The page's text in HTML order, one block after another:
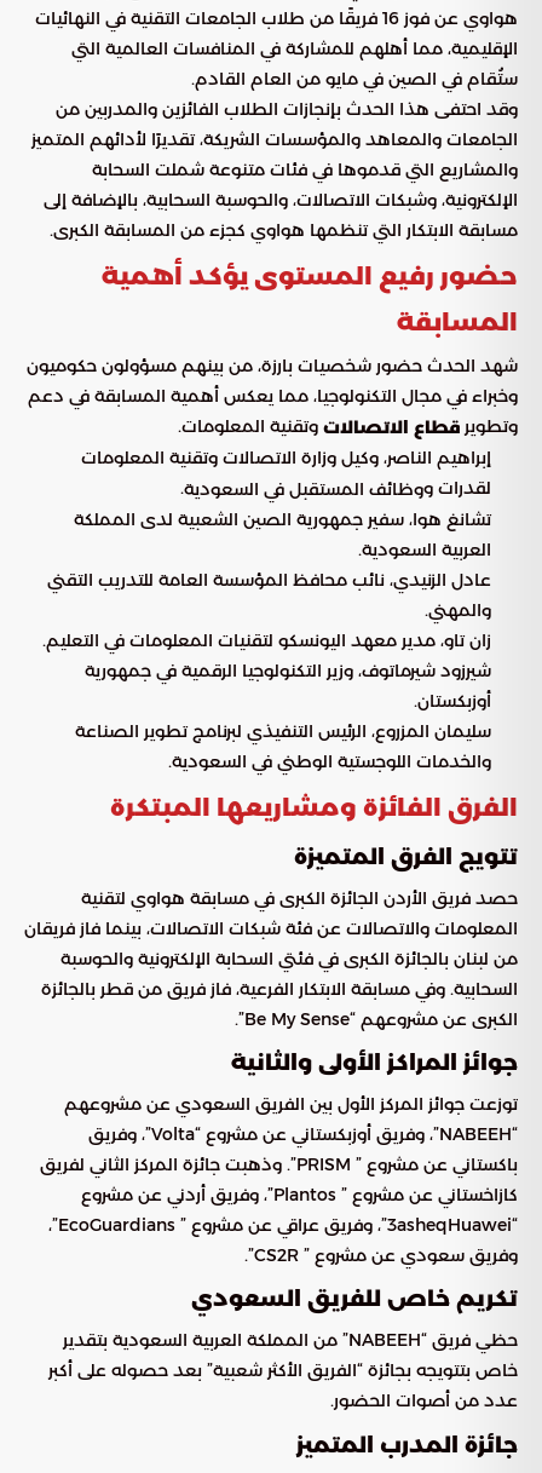
هواوي عن فوز 16 فريقًا من طلاب الجامعات التقنية في النهائيات
الإقليمية، مما أهلهم للمشاركة في المنافسات العالمية التي
ستُقام في الصين في مايو من العام القادم.
وقد احتفى هذا الحدث بإنجازات الطلاب الفائزين والمدربين من
الجامعات والمعاهد والمؤسسات الشريكة، تقديرًا لأدائهم المتميز
والمشاريع التي قدموها في فئات متنوعة شملت السحابة
الإلكترونية، وشبكات الاتصالات، والحوسبة السحابية، بالإضافة إلى
مسابقة الابتكار التي تنظمها هواوي كجزء من المسابقة الكبرى.
حضور رفيع المستوى يؤكد أهمية
المسابقة
شهد الحدث حضور شخصيات بارزة، من بينهم مسؤولون حكوميون
وخبراء في مجال التكنولوجيا، مما يعكس أهمية المسابقة في دعم
وتطوير قطاع الاتصالات وتقنية المعلومات.
إبراهيم الناصر، وكيل وزارة الاتصالات وتقنية المعلومات
لقدرات ووظائف المستقبل في السعودية.
تشانغ هوا، سفير جمهورية الصين الشعبية لدى المملكة
العربية السعودية.
عادل الزنيدي، نائب محافظ المؤسسة العامة للتدريب التقني
والمهني.
زان تاو، مدير معهد اليونسكو لتقنيات المعلومات في التعليم.
شيرزود شيرماتوف، وزير التكنولوجيا الرقمية في جمهورية
أوزبكستان.
سليمان المزروع، الرئيس التنفيذي لبرنامج تطوير الصناعة
والخدمات اللوجستية الوطني في السعودية.
الفرق الفائزة ومشاريعها المبتكرة
تتويج الفرق المتميزة
حصد فريق الأردن الجائزة الكبرى في مسابقة هواوي لتقنية
المعلومات والاتصالات عن فئة شبكات الاتصالات، بينما فاز فريقان
من لبنان بالجائزة الكبرى في فئتي السحابة الإلكترونية والحوسبة
السحابية. وفي مسابقة الابتكار الفرعية، فاز فريق من قطر بالجائزة
الكبرى عن مشروعهم “Be My Sense”.
جوائز المراكز الأولى والثانية
توزعت جوائز المركز الأول بين الفريق السعودي عن مشروعهم
“NABEEH”، وفريق أوزبكستاني عن مشروع “Volta”، وفريق
باكستاني عن مشروع ” PRISM”. وذهبت جائزة المركز الثاني لفريق
كازاخستاني عن مشروع ” Plantos”، وفريق أردني عن مشروع
“3asheqHuawei”، وفريق عراقي عن مشروع ” EcoGuardians”،
وفريق سعودي عن مشروع ” CS2R”.
تكريم خاص للفريق السعودي
حظي فريق “NABEEH” من المملكة العربية السعودية بتقدير
خاص بتتويجه بجائزة “الفريق الأكثر شعبية” بعد حصوله على أكبر
عدد من أصوات الحضور.
جائزة المدرب المتميز